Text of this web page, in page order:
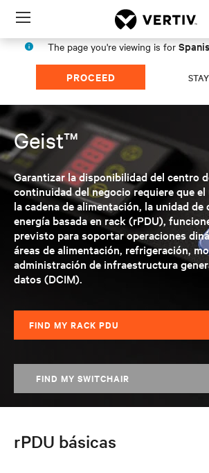
Menu
The page you're viewing is for
PROCEED
Geist™
Garantizar la disponibilidad del centro
continuidad del negocio requiere que
la cadena de alimentación, la unidad
energía basada en rack (rPDU),
previsto para soportar operaciones
áreas de alimentación, refrigeración,
administración de infraestructura
datos (DCIM).
FIND MY RACK PDU
FIND MY SWITCHAIR
rPDU básicas